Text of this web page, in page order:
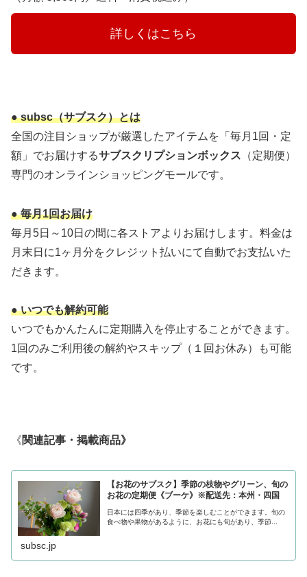
詳しくはこちら
● subsc（サブスク）とは
全国の注目ショップが厳選したアイテムを「毎月1回・定
額」でお届けするサブスクリプションボックス （定期便）
専門のオンラインショッピングモールです。
● 毎月1回お届け
毎月5日～10日の間に各ストアよりお届けします。料金は
月末日に1ヶ月分をクレジット払いにて自動でお支払いた
だきます。
● いつでも解約可能
いつでもかんたんに定期購入を停止することができます。
1回のみご利用後の解約やスキップ（１回お休み）も可能
です。
《関連記事・掲載商品》
【お花のサブスク】季節の枝物やグリーン、旬の
お花の定期便《ブーケ》※配送先：本州・四国
日本には四季があり、季節を楽しむことができます。旬の
食べ物や果物があるように、お花にも旬があり、季節...
subsc.jp